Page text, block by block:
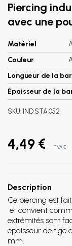
Piercing
avec une
Matériel
Couleur
Longueur de la
Épaisseur de la
SKU: IND.STA.052
4,49 € TVAC
Description
Ce piercing est
et convient
extrémités sont
épaisseur de tige
mm.